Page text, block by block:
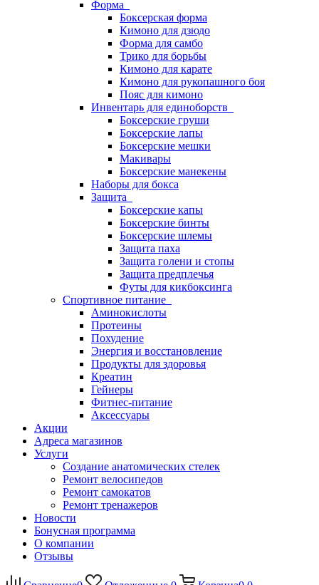
Форма
Боксерская форма
Кимоно для дзюдо
Форма для самбо
Трико для борьбы
Кимоно для карате
Кимоно для рукопашного боя
Пояс для кимоно
Инвентарь для единоборств
Боксерские груши
Боксерские лапы
Боксерские мешки
Макивары
Боксерские манекены
Наборы для бокса
Защита
Боксерские капы
Боксерские бинты
Боксерские шлемы
Защита паха
Защита голени и стопы
Защита предплечья
Футы для кикбоксинга
Спортивное питание
Аминокислоты
Протеины
Похудение
Энергия и восстановление
Продукты для здоровья
Креатин
Гейнеры
Фитнес-питание
Аксессуары
Акции
Адреса магазинов
Услуги
Создание анатомических стелек
Ремонт велосипедов
Ремонт самокатов
Ремонт тренажеров
Новости
Бонусная программа
О компании
Отзывы